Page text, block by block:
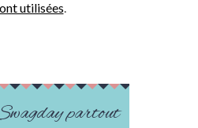
utilisées.
partout